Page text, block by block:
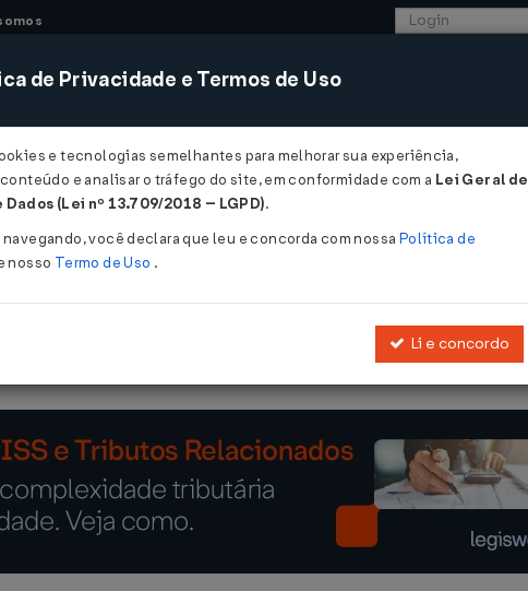
CONSULTORIA SISTEMAS COMÉRCIO EXTERIOR
Catarina
Introduz as Alterações 2.973 a 2.975 no RICMS/SC-01.
de Privacidade e Termos de Uso
e tecnologias semelhantes para melhorar sua experiência,
e analisar o tráfego do site, em conformidade com a Lei Geral de
(Lei nº 13.709/2018 – LGPD).
você declara que leu e concorda com nossa Política de
nosso Termo de Uso .
Li e concordo